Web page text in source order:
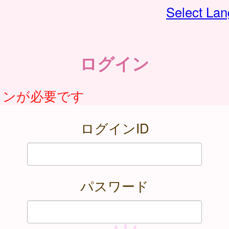
Select
ログイン
が必要です
ログインID
パスワード